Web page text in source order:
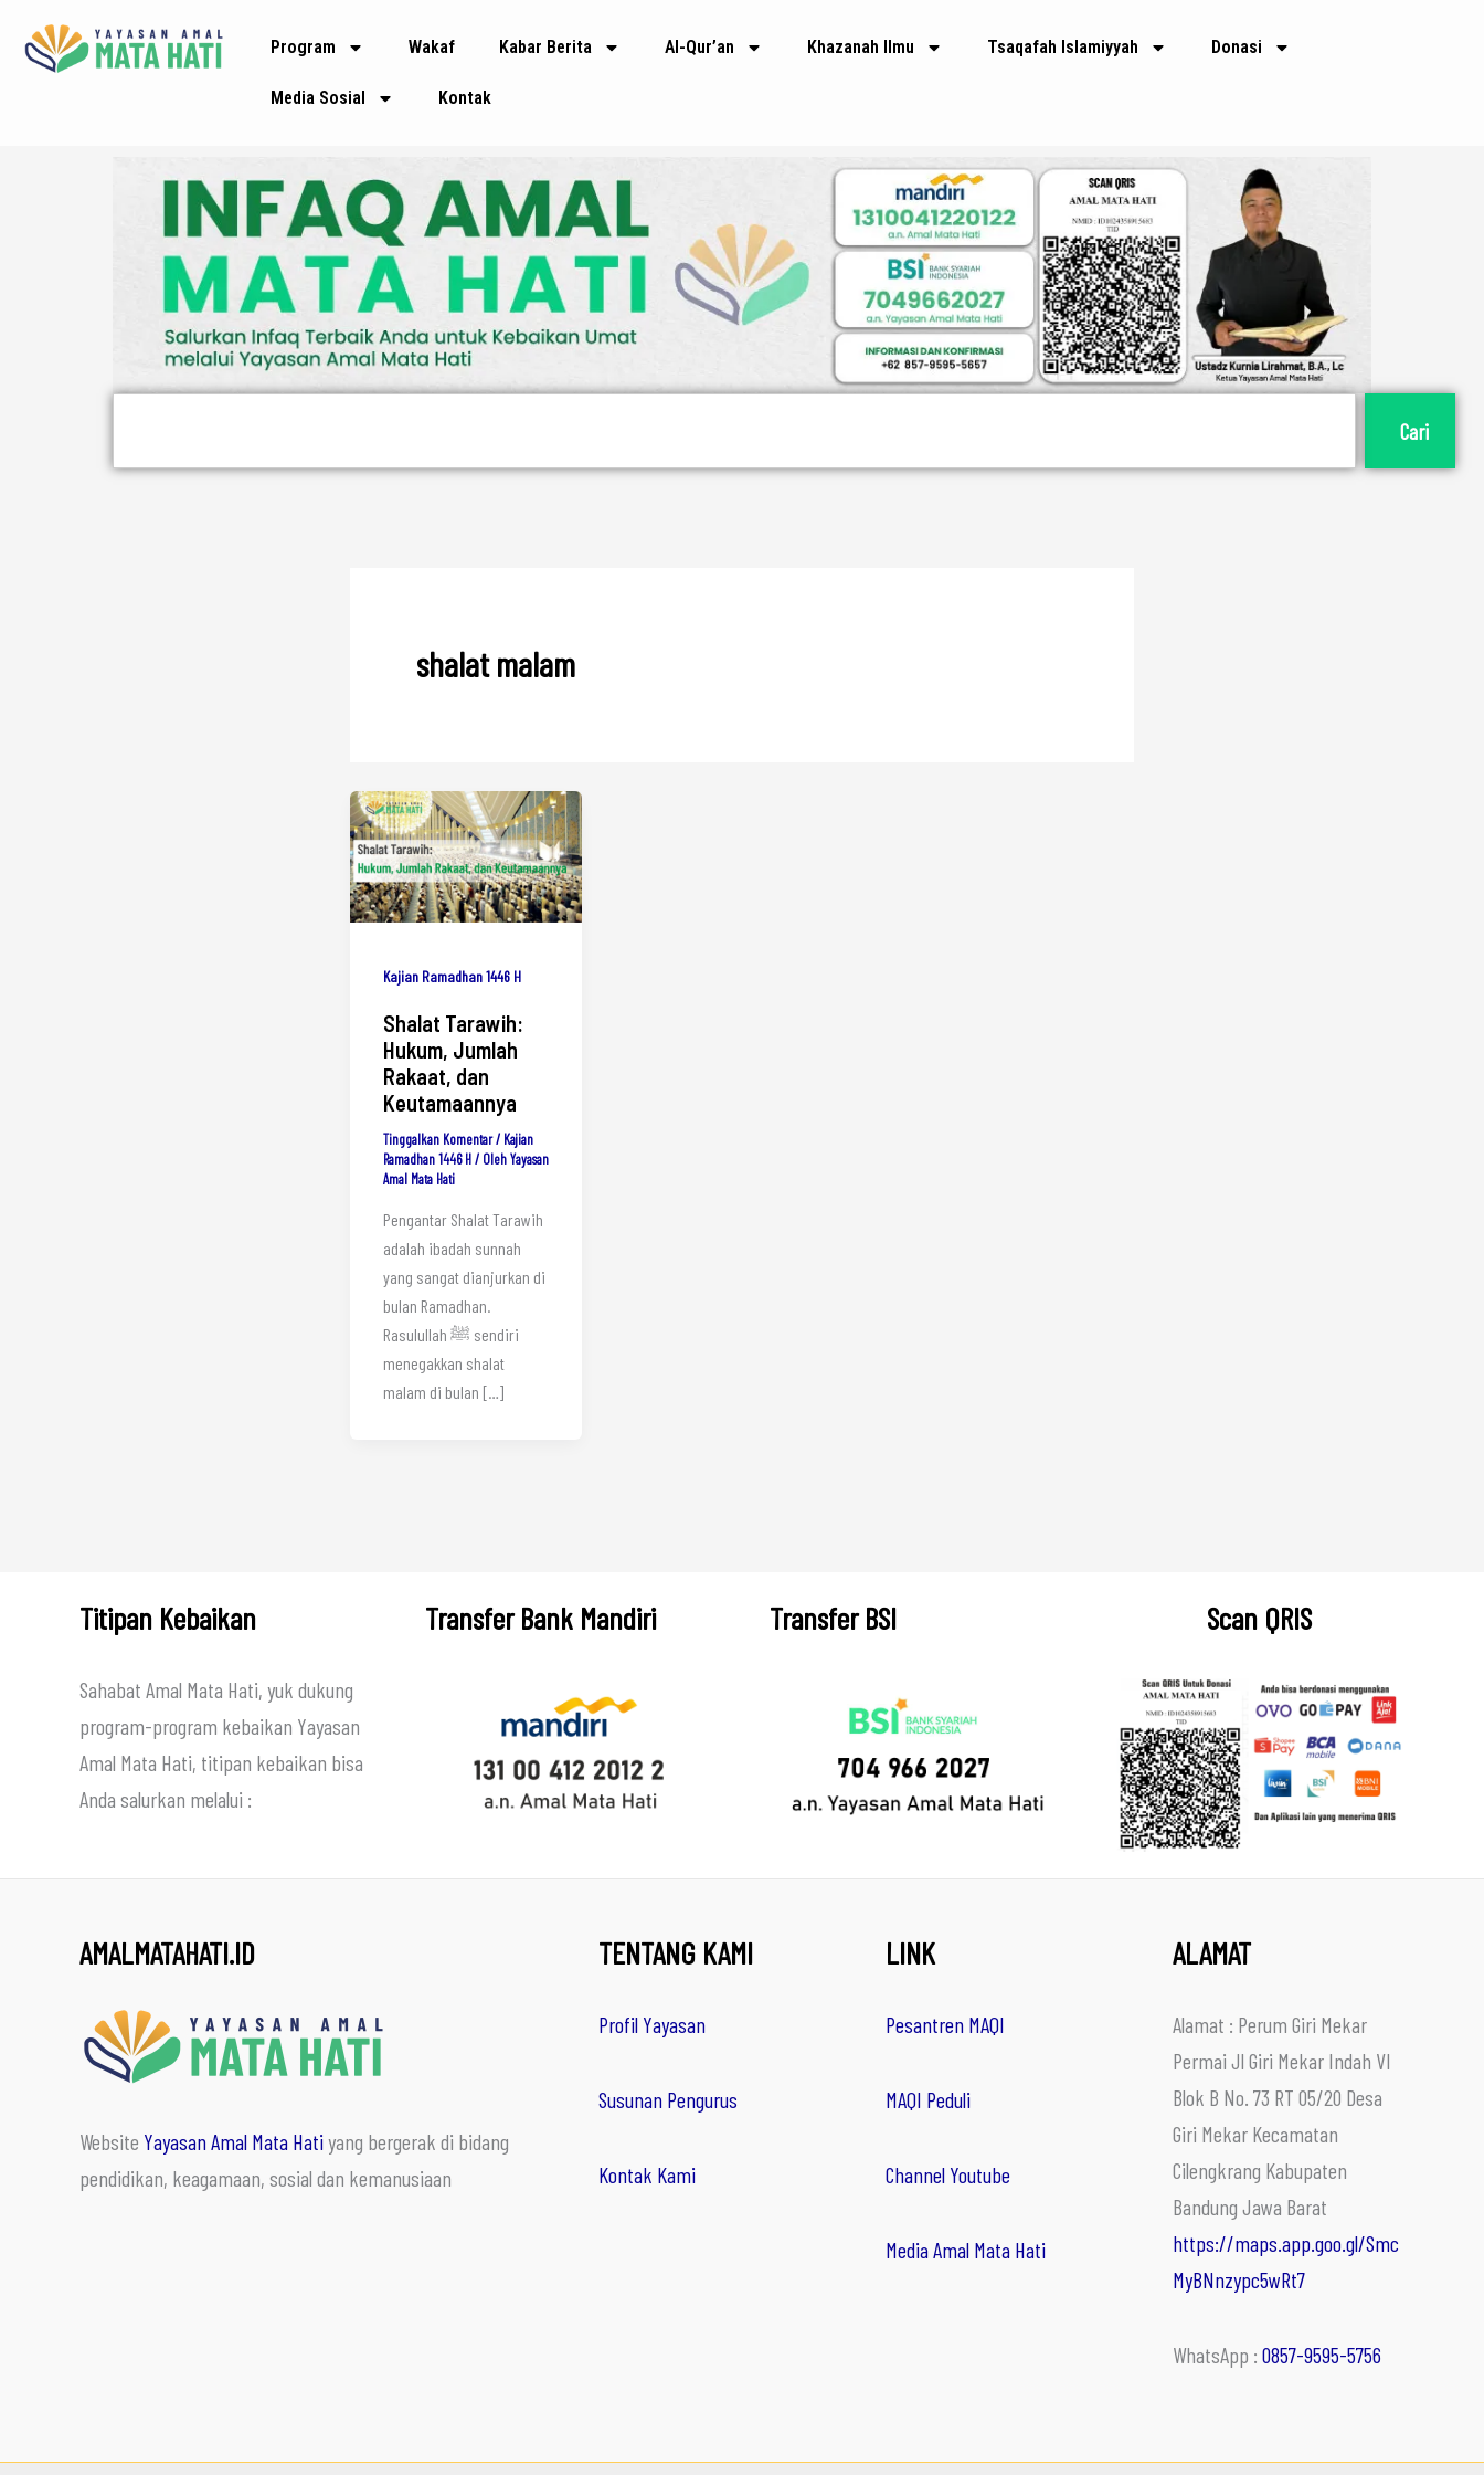
Program Wakaf Kabar Berita Al-Qur’an Khazanah Ilmu Tsaqafah Islamiyyah Donasi
Media Sosial Kontak
Cari
shalat malam
Kajian Ramadhan 1446 H
Shalat Tarawih:
Hukum, Jumlah
Rakaat, dan
Keutamaannya
Tinggalkan Komentar/ Kajian
Ramadhan 1446 H/ OlehYayasan
Amal Mata Hati
Pengantar Shalat Tarawih
adalah ibadah sunnah
yang sangat dianjurkan di
bulan Ramadhan.
Rasulullah ﷺ sendiri
menegakkan shalat
malam di bulan […]
Titipan Kebaikan
Sahabat Amal Mata Hati, yuk dukung
program-program kebaikan Yayasan
Amal Mata Hati, titipan kebaikan bisa
Anda salurkan melalui :
Transfer Bank Mandiri Transfer BSI Scan QRIS
AMALMATAHATI.ID
Website Yayasan Amal Mata Hatiyang bergerak di bidang
pendidikan, keagamaan, sosial dan kemanusiaan
TENTANG KAMI
Profil Yayasan
Susunan Pengurus
Kontak Kami
LINK
Pesantren MAQI
MAQI Peduli
Channel Youtube
Media Amal Mata Hati
ALAMAT
Alamat : Perum Giri Mekar
Permai Jl Giri Mekar Indah VI
Blok B No. 73 RT 05/20 Desa
Giri Mekar Kecamatan
Cilengkrang Kabupaten
Bandung Jawa Barat
https://maps.app.goo.gl/Smc
MyBNnzypc5wRt7
WhatsApp : 0857-9595-5756